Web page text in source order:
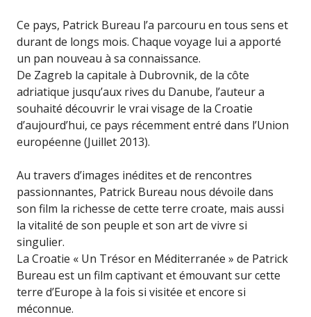
Ce pays, Patrick Bureau l’a parcouru en tous sens et
durant de longs mois. Chaque voyage lui a apporté
un pan nouveau à sa connaissance.
De Zagreb la capitale à Dubrovnik, de la côte
adriatique jusqu’aux rives du Danube, l’auteur a
souhaité découvrir le vrai visage de la Croatie
d’aujourd’hui, ce pays récemment entré dans l’Union
européenne (Juillet 2013).
Au travers d’images inédites et de rencontres
passionnantes, Patrick Bureau nous dévoile dans
son film la richesse de cette terre croate, mais aussi
la vitalité de son peuple et son art de vivre si
singulier.
La Croatie « Un Trésor en Méditerranée » de Patrick
Bureau est un film captivant et émouvant sur cette
terre d’Europe à la fois si visitée et encore si
méconnue.